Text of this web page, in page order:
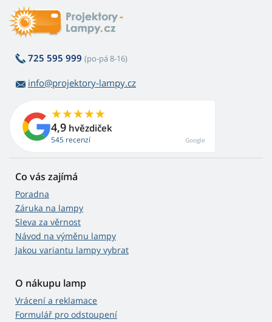
725 595 999 (po-pá 8-16)
info@projektory-lampy.cz
4,9 hvězdiček
545 recenzí Google
Co vás zajímá
Poradna
Záruka na lampy
Sleva za věrnost
Návod na výměnu lampy
Jakou variantu lampy vybrat
O nákupu lamp
Vrácení a reklamace
Formulář pro odstoupení